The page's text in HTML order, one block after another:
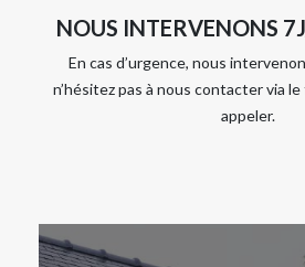
NOUS INTERVENONS
En cas d’urgence, nous
n’hésitez pas à nous contacter via
appeler.